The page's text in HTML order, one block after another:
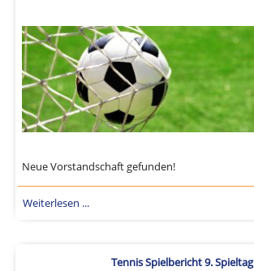
Neue Vorstandschaft gefunden!
Weiterlesen ...
Tennis Spielbericht 9. Spieltag